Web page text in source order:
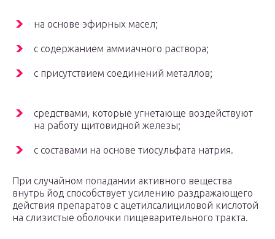
на основе эфирных масел;
с содержанием аммиачного раствора;
с присутствием соединений металлов;
средствами, которые угнетающе воздействуют
на работу щитовидной железы;
с составами на основе тиосульфата натрия.
При случайном попадании активного вещества
внутрь йод способствует усилению раздражающего
действия препаратов с ацетилсалициловой кислотой
на слизистые оболочки пищеварительного тракта.